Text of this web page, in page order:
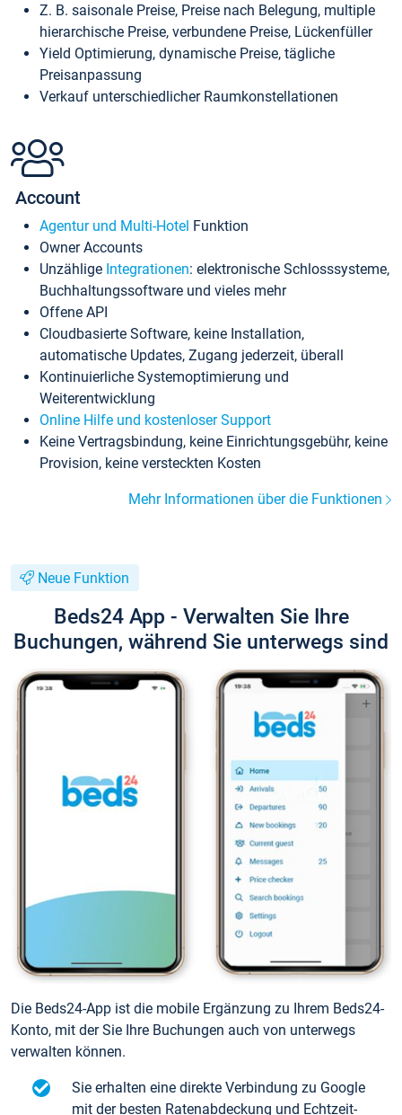
Z. B. saisonale Preise, Preise nach Belegung, multiple
hierarchische Preise, verbundene Preise, Lückenfüller
Yield Optimierung, dynamische Preise, tägliche
Preisanpassung
Verkauf unterschiedlicher Raumkonstellationen
Account
Agentur und Multi-Hotel Funktion
Owner Accounts
Unzählige Integrationen: elektronische Schlosssysteme,
Buchhaltungssoftware und vieles mehr
Offene API
Cloudbasierte Software, keine Installation,
automatische Updates, Zugang jederzeit, überall
Kontinuierliche Systemoptimierung und
Weiterentwicklung
Online Hilfe und kostenloser Support
Keine Vertragsbindung, keine Einrichtungsgebühr, keine
Provision, keine versteckten Kosten
Mehr Informationen über die Funktionen
Neue Funktion
Beds24 App - Verwalten Sie Ihre
Buchungen, während Sie unterwegs sind
Die Beds24-App ist die mobile Ergänzung zu Ihrem Beds24-
Konto, mit der Sie Ihre Buchungen auch von unterwegs
verwalten können.
Sie erhalten eine direkte Verbindung zu Google
mit der besten Ratenabdeckung und Echtzeit-